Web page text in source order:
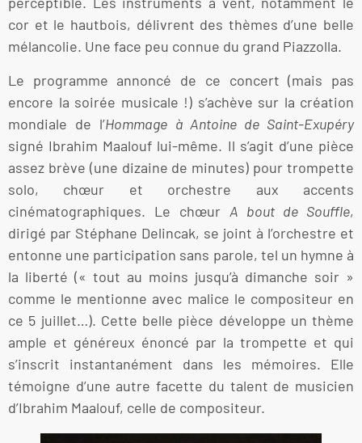
cor et le hautbois, délivrent des thèmes d’une belle
mélancolie. Une face peu connue du grand Piazzolla.
Le programme annoncé de ce concert (mais pas
encore la soirée musicale !) s’achève sur la création
mondiale de l’Hommage à Antoine de Saint-Exupéry
signé Ibrahim Maalouf lui-même. Il s’agit d’une pièce
assez brève (une dizaine de minutes) pour trompette
solo, chœur et orchestre aux accents
cinématographiques. Le chœur A bout de Souffle,
dirigé par Stéphane Delincak, se joint à l’orchestre et
entonne une participation sans parole, tel un hymne à
la liberté (« tout au moins jusqu’à dimanche soir »
comme le mentionne avec malice le compositeur en
ce 5 juillet…). Cette belle pièce développe un thème
ample et généreux énoncé par la trompette et qui
s’inscrit instantanément dans les mémoires. Elle
témoigne d’une autre facette du talent de musicien
d’Ibrahim Maalouf, celle de compositeur.